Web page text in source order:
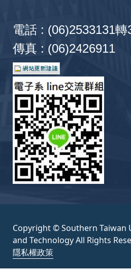
電話 : (06)2533131轉
傳真 : (06)2426911
Copyright © Southern Taiwan
and Technology All Rights
隱私權政策